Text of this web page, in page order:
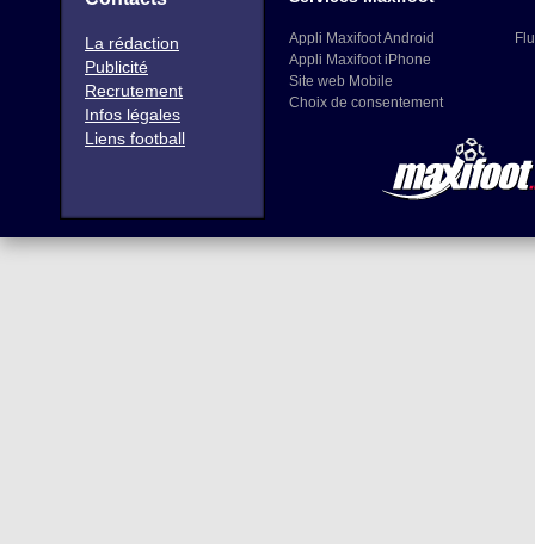
La rédaction
Publicité
Recrutement
Infos légales
Liens football
Appli Maxifoot Android
Appli Maxifoot iPhone
Site web Mobile
Choix de consentement